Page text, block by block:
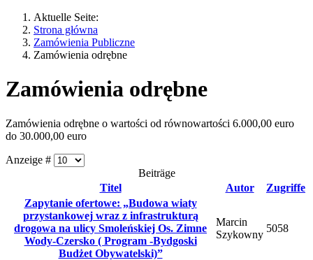
Aktuelle Seite:
Strona główna
Zamówienia Publiczne
Zamówienia odrębne
Zamówienia odrębne
Zamówienia odrębne o wartości od równowartości 6.000,00 euro
do 30.000,00 euro
Anzeige #
Beiträge
Titel
Autor
Zugriffe
Zapytanie ofertowe: „Budowa wiaty
przystankowej wraz z infrastrukturą
drogowa na ulicy Smoleńskiej Os. Zimne
Wody-Czersko ( Program -Bydgoski
Budżet Obywatelski)”
Marcin
Szykowny
5058